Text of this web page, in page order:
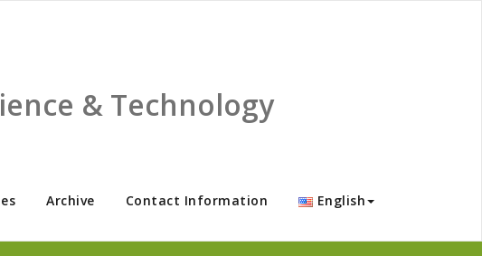
& Technology
Archive Contact Information English